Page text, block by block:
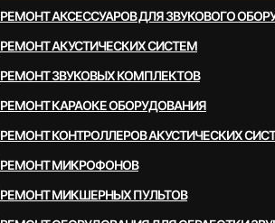
РЕМОНТ АКСЕССУАРОВ ДЛЯ ЗВУКОВОГО
РЕМОНТ АКУСТИЧЕСКИХ СИСТЕМ
РЕМОНТ ЗВУКОВЫХ КОМПЛЕКТОВ
РЕМОНТ КАРАОКЕ ОБОРУДОВАНИЯ
РЕМОНТ КОНТРОЛЛЕРОВ АКУСТИЧЕСКИХ
РЕМОНТ МИКРОФОНОВ
РЕМОНТ МИКШЕРНЫХ ПУЛЬТОВ